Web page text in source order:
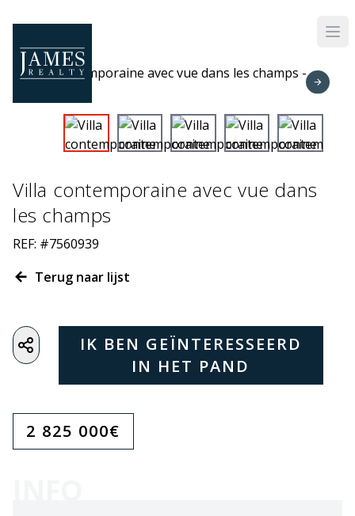
Villa contemporaine avec vue dans
les champs
REF: #7560939
Terug naar lijst
IK BEN GEÏNTERESSEERD
IN HET PAND
2 825 000€